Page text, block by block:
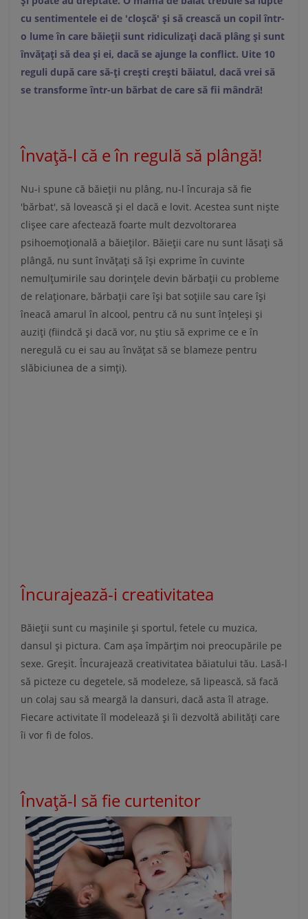
cu sentimentele ei de 'cloșcă' și să crească un copil într-
o lume în care băieții sunt ridiculizați dacă plâng și sunt
învățați să dea și ei, dacă se ajunge la conflict. Uite 10
reguli după care să-ți crești crești băiatul, dacă vrei să
se transforme într-un bărbat de care să fii mândră!
Învață-l că e în regulă să plângă!
Nu-i spune că băieții nu plâng, nu-l încuraja să fie
'bărbat', să lovească și el dacă e lovit. Acestea sunt niște
clișee care afectează foarte mult dezvoltorarea
psihoemoțională a băieților. Băieții care nu sunt lăsați să
plângă, nu sunt învățați să își exprime în cuvinte
nemulțumirile sau dorințele devin bărbații cu probleme
de relaționare, bărbații care își bat soțiile sau care își
îneacă amarul în alcool, pentru că nu sunt înțeleși și
auziți (fiindcă și dacă vor, nu știu să exprime ce e în
neregulă cu ei sau au învățat să se blameze pentru
slăbiciunea de a simți).
Încurajează-i creativitatea
Băieții sunt cu mașinile și sportul, fetele cu muzica,
dansul și pictura. Cam așa împărțim noi preocupările pe
sexe. Greșit. Încurajează creativitatea băiatului tău. Lasă-l
să picteze cu degetele, să modeleze, să lipească, să facă
un colaj sau să meargă la dansuri, dacă asta îl atrage.
Fiecare activitate îl modelează și îi dezvoltă abilități care
îi vor fi de folos.
Învață-l să fie curtenitor